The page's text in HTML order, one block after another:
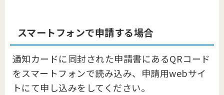
スマートフォンで申請する場合
通知カードに同封された申請書にあるQRコード
をスマートフォンで読み込み、申請用webサイ
トにて申し込みをしてください。